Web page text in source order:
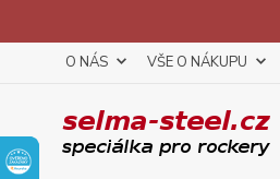
O NÁS VŠE O NÁKUPU